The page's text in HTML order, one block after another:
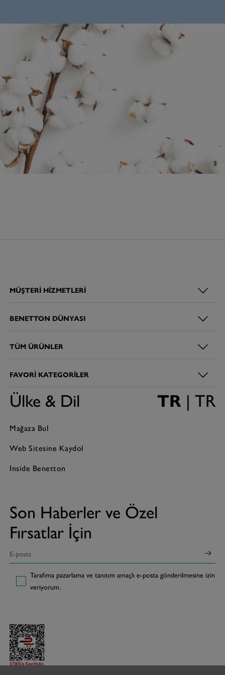
MÜŞTERI HIZMETLERI
BENETTON DÜNYASI
TÜM ÜRÜNLER
FAVORI KATEGORILER
Ülke & Dil TR | TR
Mağaza Bul
Web Sitesine Kaydol
Inside Benetton
Son Haberler ve Özel
Fırsatlar İçin
Tarafıma pazarlama ve tanıtım amaçlı e-posta gönderilmesine izin
veriyorum.